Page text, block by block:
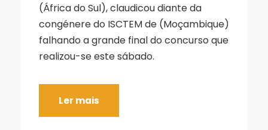
(África do Sul), claudicou diante da
congénere do ISCTEM de (Moçambique)
falhando a grande final do concurso que
realizou-se este sábado.
Ler mais